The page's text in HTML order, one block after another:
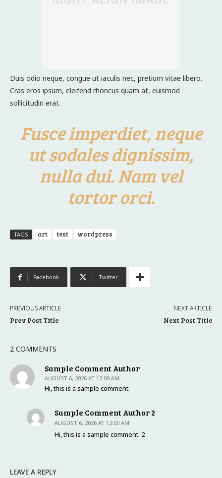
Duis odio neque, congue ut iaculis nec, pretium vitae libero.
Cras eros ipsum, eleifend rhoncus quam at, euismod
sollicitudin erat.
Fusce imperdiet, neque
ut sodales dignissim,
nulla dui. Nam vel
tortor orci.
TAGS art test wordpress
Facebook Twitter
PREVIOUS ARTICLE
Prev Post Title
NEXT ARTICLE
Next Post Title
2 COMMENTS
Sample Comment Author
AUGUST 6, 2026 AT 12:00 AM
Hi, this is a sample comment.
Sample Comment Author 2
AUGUST 6, 2026 AT 12:00 AM
Hi, this is a sample comment. 2
LEAVE A REPLY